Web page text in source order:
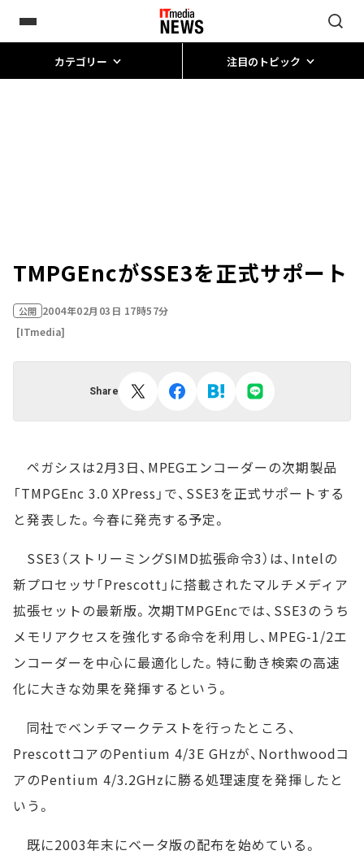
カテゴリー 注目のトピック
TMPGEncがSSE3を正式サポート
公開 2004年02月03日 17時57分
[ITmedia]
Share
ペガシスは2月3日、MPEGエンコーダーの次期製品
「TMPGEnc 3.0 XPress」で、SSE3を正式サポートする
と発表した。今春に発売する予定。
SSE3（ストリーミングSIMD拡張命令3）は、Intelの
新プロセッサ「Prescott」に搭載されたマルチメディア
拡張セットの最新版。次期TMPGEncでは、SSE3のうち
メモリアクセスを強化する命令を利用し、MPEG-1/2エ
ンコーダーを中心に最適化した。特に動き検索の高速
化に大きな効果を発揮するという。
同社でベンチマークテストを行ったところ、
PrescottコアのPentium 4/3E GHzが、Northwoodコ
アのPentium 4/3.2GHzに勝る処理速度を発揮したと
いう。
既に2003年末にベータ版の配布を始めている。